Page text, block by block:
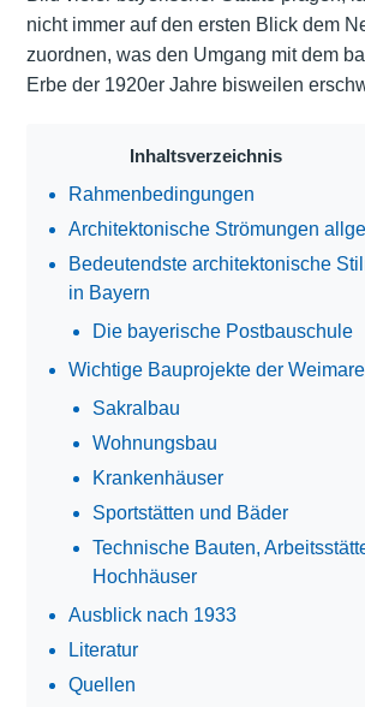
nicht immer auf den ersten Blick dem
zuordnen, was den Umgang mit dem
Erbe der 1920er Jahre bisweilen
Inhaltsverzeichnis
Rahmenbedingungen
Architektonische Strömungen
Bedeutendste architektonische
in Bayern
Die bayerische Postbauschule
Wichtige Bauprojekte der
Sakralbau
Wohnungsbau
Krankenhäuser
Sportstätten und Bäder
Technische Bauten,
Hochhäuser
Ausblick nach 1933
Literatur
Quellen